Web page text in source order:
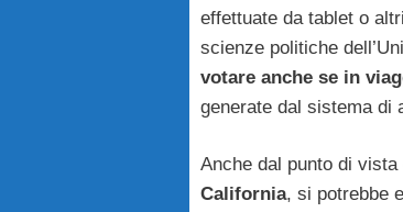
effettuate da tablet o
scienze politiche
votare anche se in
generate dal sistema di
Anche dal punto di
California, si potrebbe